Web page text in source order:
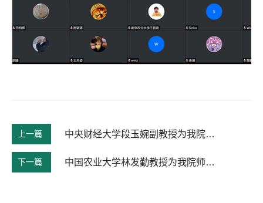
上一篇 中央财经大学段玉婉副教授为我院作学术报告
下一篇 中国农业大学林发勤教授为我院师生作学术报告